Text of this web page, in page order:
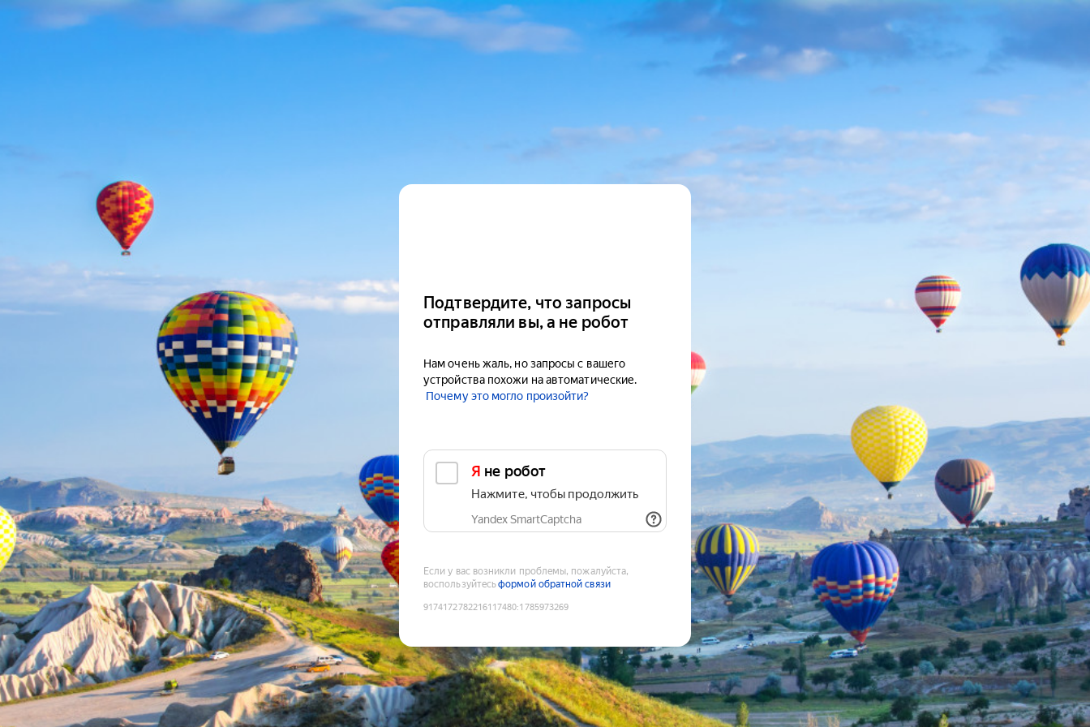
Подтвердите, что запросы
отправляли вы, а не робот
Нам очень жаль, но запросы с вашего
устройства похожи на автоматические.
Почему это могло произойти?
Я не робот
Нажмите, чтобы продолжить
Yandex SmartCaptcha
Если у вас возникли проблемы, пожалуйста,
воспользуйтесьформой обратной связи
9174172782216117480:1785973269